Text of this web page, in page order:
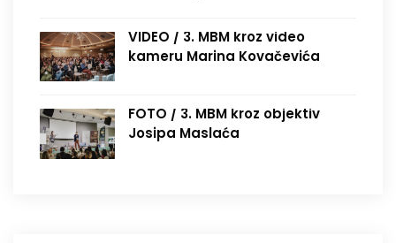
VIDEO / 3. MBM kroz video
kameru Marina Kovačevića
FOTO / 3. MBM kroz objektiv
Josipa Maslaća